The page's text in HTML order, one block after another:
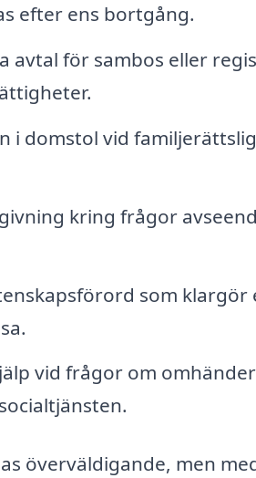
efter ens bortgång.
avtal för sambos eller
i domstol vid
kring frågor
som klargör
vid frågor om
överväldigande, men